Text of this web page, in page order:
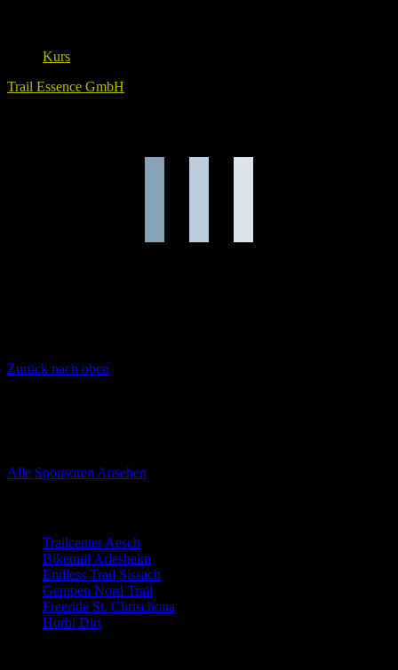
Kurs
Trail Essence GmbH
Zurück nach oben
Alle Sponsoren Ansehen
Trailcenter Aesch
Biketrail Arlesheim
Endless Trail Sissach
Gempen Nord Trail
Freeride St. Chrischona
Horbi Dirt